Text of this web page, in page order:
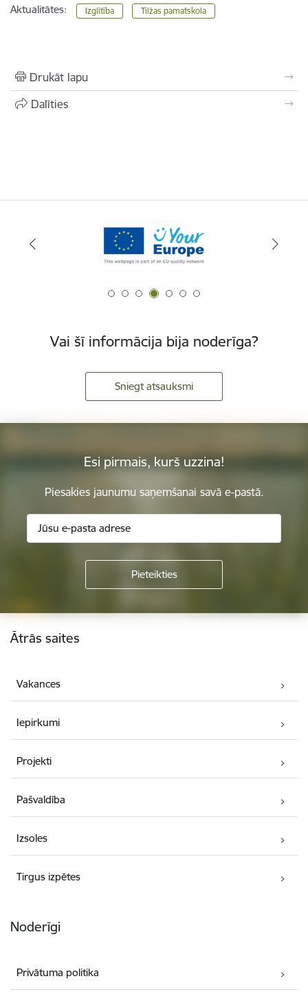
Aktualitātes: Izglītība Tilžas pamatskola
Drukāt lapu
Dalīties
Vai šī informācija bija noderīga?
Sniegt atsauksmi
Esi pirmais, kurš uzzina!
Piesakies jaunumu saņemšanai savā e-pastā.
Kājene
Ātrās saites
Vakances
Iepirkumi
Projekti
Pašvaldība
Izsoles
Tirgus izpētes
Noderīgi
Privātuma politika